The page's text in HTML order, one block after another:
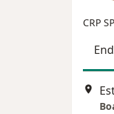
CRP